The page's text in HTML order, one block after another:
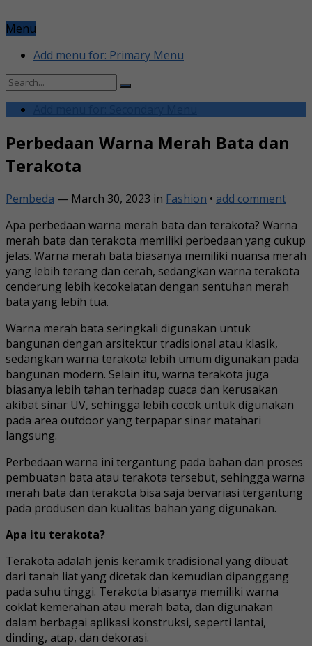
Menu
Add menu for: Primary Menu
Perbedaan Warna Merah Bata dan
Terakota
Pembeda — March 30, 2023 in Fashion • add comment
Apa perbedaan warna merah bata dan terakota? Warna
merah bata dan terakota memiliki perbedaan yang cukup
jelas. Warna merah bata biasanya memiliki nuansa merah
yang lebih terang dan cerah, sedangkan warna terakota
cenderung lebih kecokelatan dengan sentuhan merah
bata yang lebih tua.
Warna merah bata seringkali digunakan untuk
bangunan dengan arsitektur tradisional atau klasik,
sedangkan warna terakota lebih umum digunakan pada
bangunan modern. Selain itu, warna terakota juga
biasanya lebih tahan terhadap cuaca dan kerusakan
akibat sinar UV, sehingga lebih cocok untuk digunakan
pada area outdoor yang terpapar sinar matahari
langsung.
Perbedaan warna ini tergantung pada bahan dan proses
pembuatan bata atau terakota tersebut, sehingga warna
merah bata dan terakota bisa saja bervariasi tergantung
pada produsen dan kualitas bahan yang digunakan.
Apa itu terakota?
Terakota adalah jenis keramik tradisional yang dibuat
dari tanah liat yang dicetak dan kemudian dipanggang
pada suhu tinggi. Terakota biasanya memiliki warna
coklat kemerahan atau merah bata, dan digunakan
dalam berbagai aplikasi konstruksi, seperti lantai,
dinding, atap, dan dekorasi.